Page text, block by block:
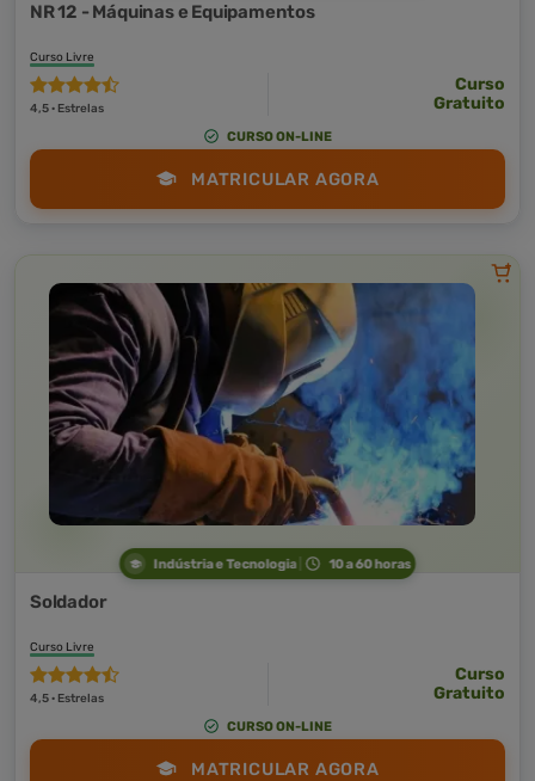
NR 12 - Máquinas e Equipamentos
Curso Livre
4,5 · Estrelas
Curso
Gratuito
CURSO ON-LINE
MATRICULAR AGORA
Indústria e Tecnologia 10 a 60 horas
Soldador
Curso Livre
4,5 · Estrelas
Curso
Gratuito
CURSO ON-LINE
MATRICULAR AGORA